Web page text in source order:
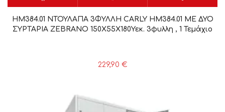
HM384.01 ΝΤΟΥΛΑΠΑ 3ΦΥΛΛΗ CARLY HM384.01 ΜΕ ΔΥΟ
ΣΥΡΤΑΡΙΑ ZEBRANO 150X55Χ180Υεκ. 3φυλλη , 1 Τεμάχιο
229,90 €